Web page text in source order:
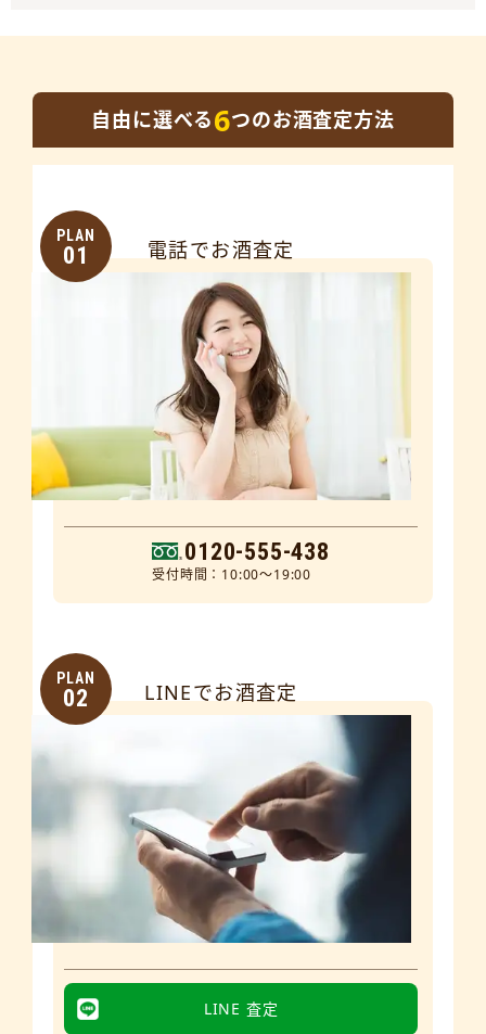
自由に選べる6つのお酒査定方法
PLAN
01 電話でお酒査定
0120-555-438
受付時間：10:00～19:00
PLAN
02 LINEでお酒査定
LINE 査定